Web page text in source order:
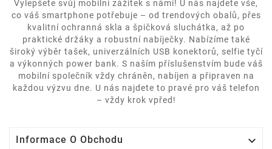
Vylepšete svůj mobilní zážitek s námi! U nás najdete vše,
co váš smartphone potřebuje – od trendových obalů, přes
kvalitní ochranná skla a špičková sluchátka, až po
praktické držáky a robustní nabíječky. Nabízíme také
široký výběr tašek, univerzálních USB konektorů, selfie tyčí
a výkonných power bank. S naším příslušenstvím bude váš
mobilní společník vždy chráněn, nabíjen a připraven na
každou výzvu dne. U nás najdete to pravé pro váš telefon
– vždy krok vpřed!
Informace O Obchodu 